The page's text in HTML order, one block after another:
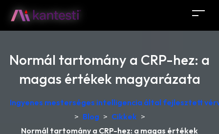
Normál tartomány a CRP-hez: a
magas értékek magyarázata
Ingyenes mesterséges intelligencia által fejlesztett
> Blog > Cikkek >
Normál tartomány a CRP-hez: a magas értékek